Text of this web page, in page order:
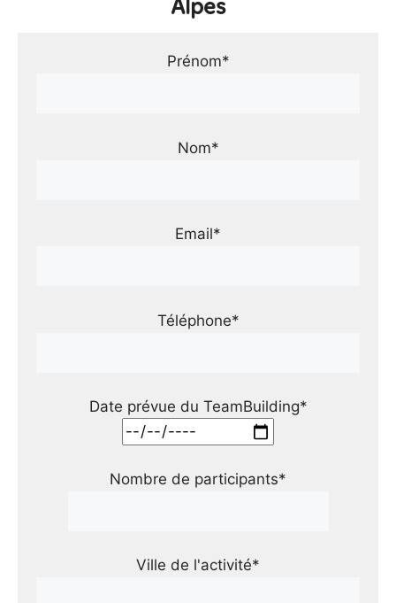
Alpes
Prénom*
Nom*
Email*
Téléphone*
Date prévue du TeamBuilding*
Nombre de participants*
Ville de l'activité*